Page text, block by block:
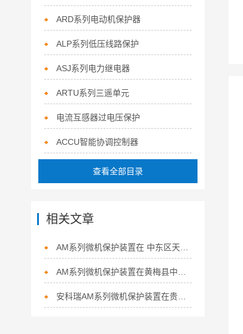
ARD系列电动机保护器
ALP系列低压线路保护
ASJ系列电力继电器
ARTU系列三遥单元
电流互感器过电压保护
ACCU智能协调控制器
查看全部目录
相关文章
安科瑞AM系列微机保护装置在贵阳万科翡翠滨江配电工程项目的应用